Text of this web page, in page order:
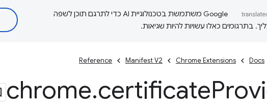
‫Google משתמשת בטכנולוגיית AI כדי לתרגם תוכן לשפה
בתרגומים כאלו עשויות להיות שגיאות.
Docs
Chrome Extensions
Manifest V2
Reference
chrome.certificate